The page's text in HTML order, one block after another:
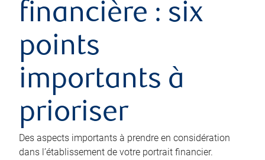
financière : six
points
importants à
prioriser
Des aspects importants à prendre en considération
dans l’établissement de votre portrait financier.